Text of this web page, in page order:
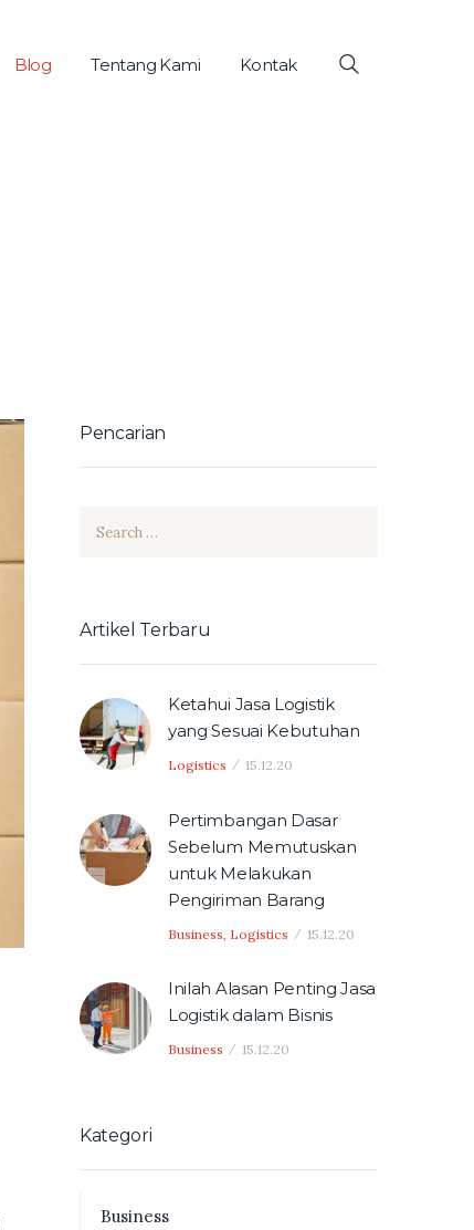
Blog Tentang Kami Kontak
Pencarian
Artikel Terbaru
Ketahui Jasa Logistik
yang Sesuai Kebutuhan
Logistics 15.12.20
Pertimbangan Dasar
Sebelum Memutuskan
untuk Melakukan
Pengiriman Barang
Business Logistics 15.12.20
Inilah Alasan Penting Jasa
Logistik dalam Bisnis
Business 15.12.20
Kategori
Business